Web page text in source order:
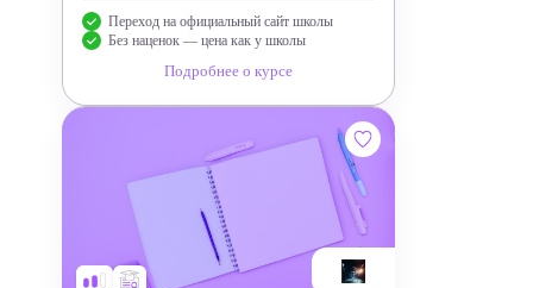
Переход на официальный сайт школы
Без наценок — цена как у школы
Подробнее о курсе